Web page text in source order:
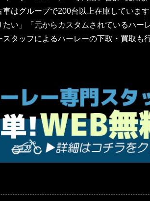
はグループで200台以上在庫していま
い」「元からカスタムされているハー
タッフによるハーレーの下取・買取も